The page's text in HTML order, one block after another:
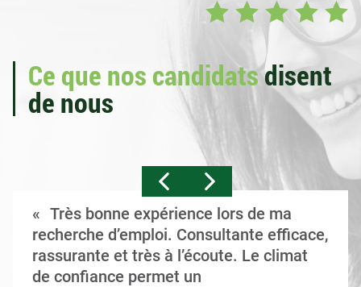
Ce que nos candidatsdisent
de nous
Très bonne expérience lors de ma
recherche d’emploi. Consultante efficace,
rassurante et très à l’écoute. Le climat
de confiance permet un